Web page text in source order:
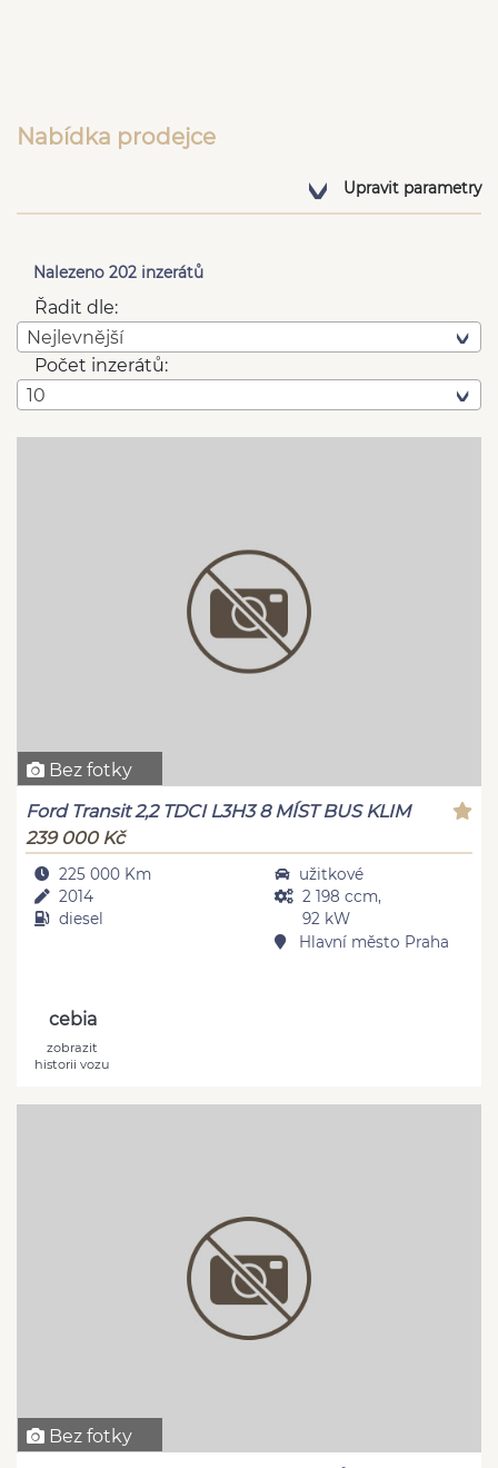
Nabídka prodejce
Upravit parametry
Nalezeno 202 inzerátů
Řadit dle:
Nejlevnější
Počet inzerátů:
10
Bez fotky
Ford Transit 2,2 TDCI L3H3 8 MÍST BUS KLIM
239 000 Kč
225 000 Km
2014
diesel
užitkové
2 198 ccm,
92 kW
Hlavní město Praha
cebia
zobrazit
historii vozu
Bez fotky